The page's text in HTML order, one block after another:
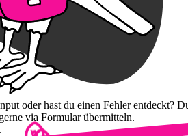
oder hast du einen Fehler entdeckt?
via Formular übermitteln.